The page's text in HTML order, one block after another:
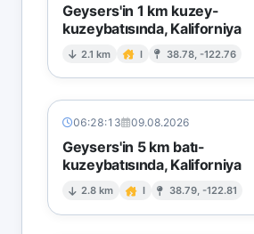
Geysers'in 1 km kuzey-
kuzeybatısında, Kaliforniya
2.1 km I 38.78, -122.76
06:28:13 09.08.2026
Geysers'in 5 km batı-
kuzeybatısında, Kaliforniya
2.8 km I 38.79, -122.81